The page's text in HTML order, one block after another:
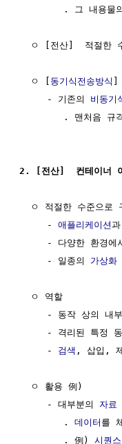
. 그 내용물
ㅇ [전산]  적절한
  ㅇ [
동기식전송방식
     - 기존의
비동기
. 맨처음 규
2. [전산]  컨테이너
ㅇ 적절한 수준으로
     -
애플리케이션
- 다양한 환경에
     - 일종의
가상화
  ㅇ 역할
- 동작 상의 내
- 격리된 특정
     -
검색 , 삽입,
  ㅇ 활용 例)
     - 대부분의
자료
        .
데이터 를
        . 例)
시퀀스